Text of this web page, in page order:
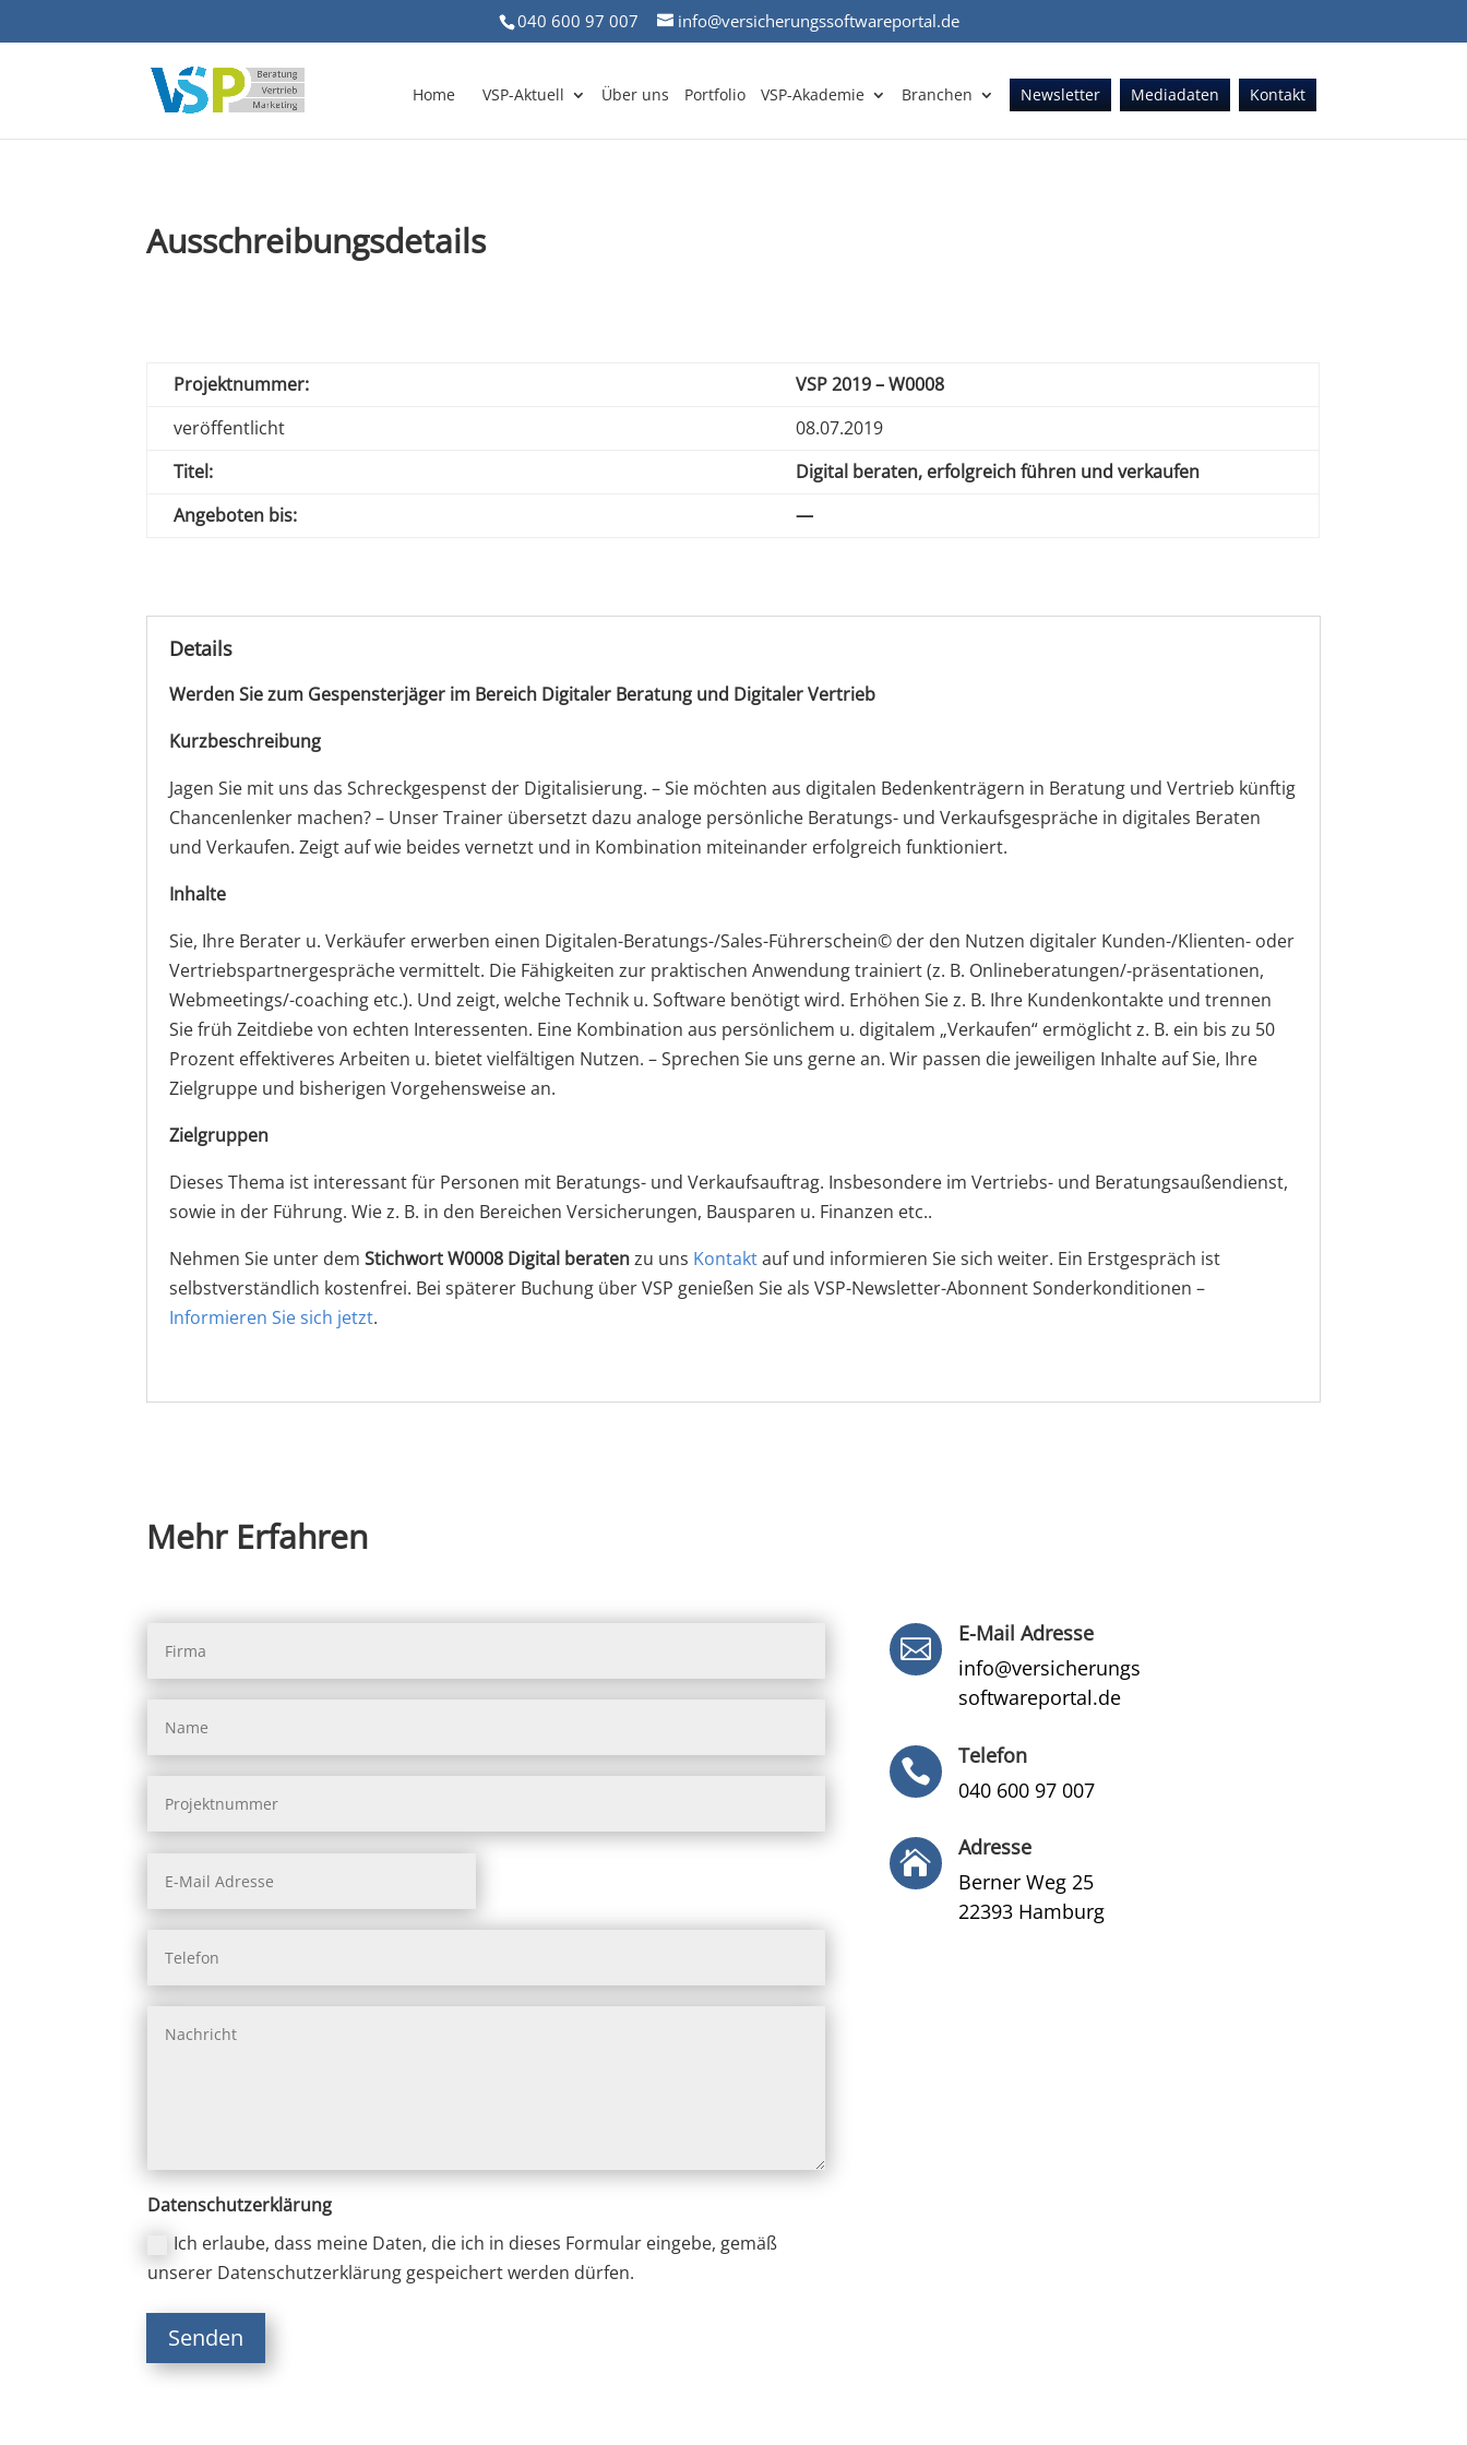
040 600 97 007 info@versicherungssoftwareportal.de
Home VSP-Aktuell Über uns Portfolio VSP-Akademie Branchen Newsletter Mediadaten Kontakt
Ausschreibungsdetails
Projektnummer:
VSP 2019 – W0008
veröffentlicht
08.07.2019
Titel:
Digital beraten, erfolgreich führen und verkaufen
Angeboten bis:
—
Details
Werden Sie zum Gespensterjäger im Bereich Digitaler Beratung und Digitaler Vertrieb
Kurzbeschreibung
Jagen Sie mit uns das Schreckgespenst der Digitalisierung. – Sie möchten aus digitalen Bedenkenträgern in Beratung und Vertrieb künftig
Chancenlenker machen? – Unser Trainer übersetzt dazu analoge persönliche Beratungs- und Verkaufsgespräche in digitales Beraten
und Verkaufen. Zeigt auf wie beides vernetzt und in Kombination miteinander erfolgreich funktioniert.
Inhalte
Sie, Ihre Berater u. Verkäufer erwerben einen Digitalen-Beratungs-/Sales-Führerschein© der den Nutzen digitaler Kunden-/Klienten- oder
Vertriebspartnergespräche vermittelt. Die Fähigkeiten zur praktischen Anwendung trainiert (z. B. Onlineberatungen/-präsentationen,
Webmeetings/-coaching etc.). Und zeigt, welche Technik u. Software benötigt wird. Erhöhen Sie z. B. Ihre Kundenkontakte und trennen
Sie früh Zeitdiebe von echten Interessenten. Eine Kombination aus persönlichem u. digitalem „Verkaufen“ ermöglicht z. B. ein bis zu 50
Prozent effektiveres Arbeiten u. bietet vielfältigen Nutzen. – Sprechen Sie uns gerne an. Wir passen die jeweiligen Inhalte auf Sie, Ihre
Zielgruppe und bisherigen Vorgehensweise an.
Zielgruppen
Dieses Thema ist interessant für Personen mit Beratungs- und Verkaufsauftrag. Insbesondere im Vertriebs- und Beratungsaußendienst,
sowie in der Führung. Wie z. B. in den Bereichen Versicherungen, Bausparen u. Finanzen etc..
Nehmen Sie unter demStichwort W0008 Digital beratenzu uns Kontaktauf und informieren Sie sich weiter. Ein Erstgespräch ist
selbstverständlich kostenfrei. Bei späterer Buchung über VSP genießen Sie als VSP-Newsletter-Abonnent Sonderkonditionen –
Informieren Sie sich jetzt.
Mehr Erfahren
Datenschutzerklärung
Ich erlaube, dass meine Daten, die ich in dieses Formular eingebe, gemäß
unserer Datenschutzerklärung gespeichert werden dürfen.
Senden

E-Mail Adresse
info@versicherungs
softwareportal.de

Telefon
040 600 97 007

Adresse
Berner Weg 25
22393 Hamburg